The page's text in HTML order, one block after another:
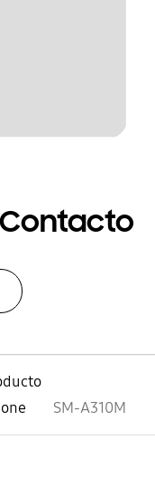
SM-A310M